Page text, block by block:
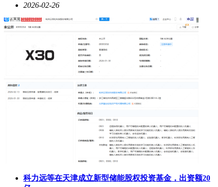
2026-02-26
科力远等在天津成立新型储能股权投资基金，出资额20